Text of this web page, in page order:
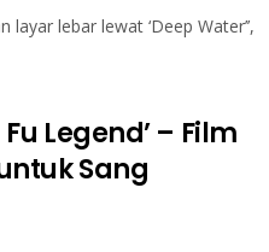
lebar lewat ‘Deep Water’’,
Legend’ – Film
Sang